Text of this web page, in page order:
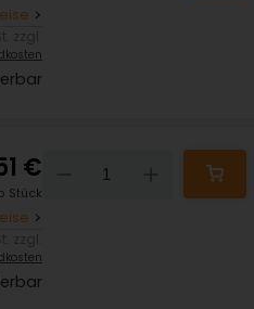
€
Stück
Down